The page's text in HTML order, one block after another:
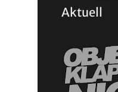
Aktuell